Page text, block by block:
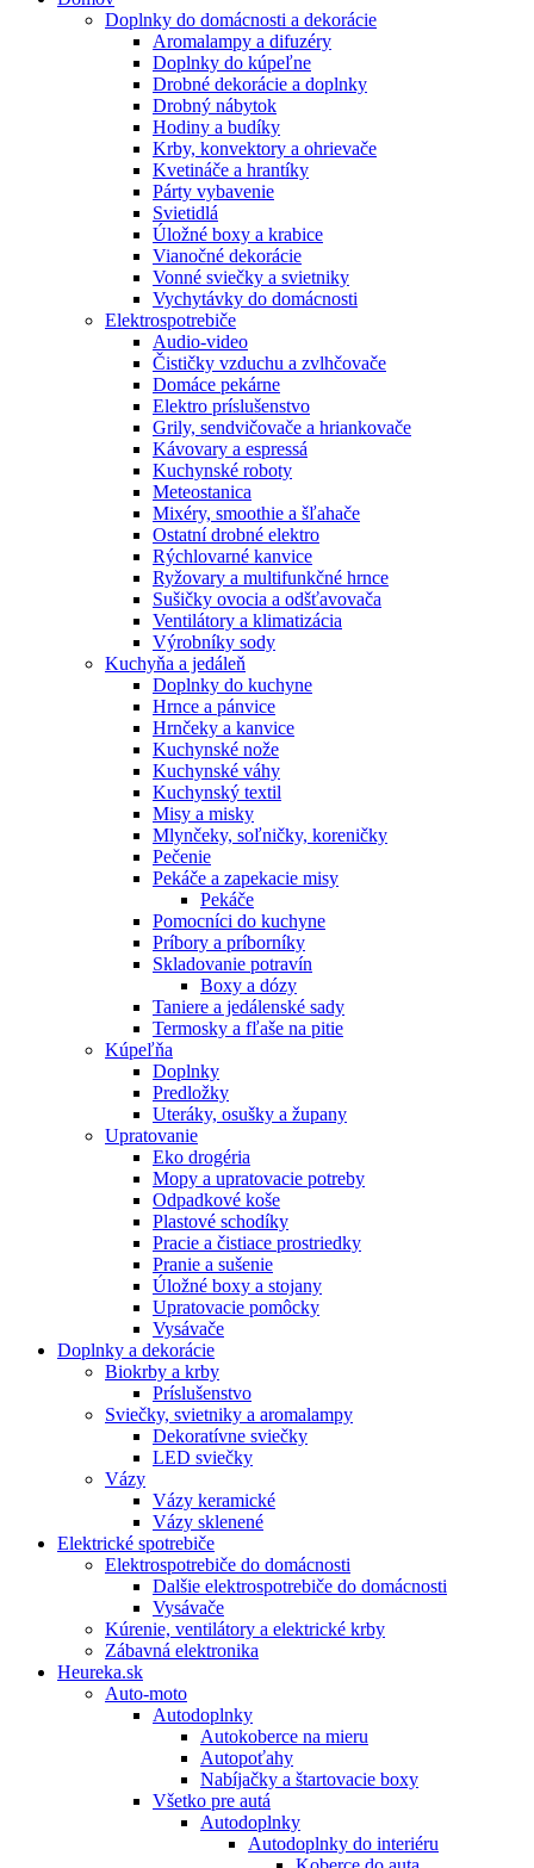
Doplnky do domácnosti a dekorácie
Aromalampy a difuzéry
Doplnky do kúpeľne
Drobné dekorácie a doplnky
Drobný nábytok
Hodiny a budíky
Krby, konvektory a ohrievače
Kvetináče a hrantíky
Párty vybavenie
Svietidlá
Úložné boxy a krabice
Vianočné dekorácie
Vonné sviečky a svietniky
Vychytávky do domácnosti
Elektrospotrebiče
Audio-video
Čističky vzduchu a zvlhčovače
Domáce pekárne
Elektro príslušenstvo
Grily, sendvičovače a hriankovače
Kávovary a espressá
Kuchynské roboty
Meteostanica
Mixéry, smoothie a šľahače
Ostatní drobné elektro
Rýchlovarné kanvice
Ryžovary a multifunkčné hrnce
Sušičky ovocia a odšťavovača
Ventilátory a klimatizácia
Výrobníky sody
Kuchyňa a jedáleň
Doplnky do kuchyne
Hrnce a pánvice
Hrnčeky a kanvice
Kuchynské nože
Kuchynské váhy
Kuchynský textil
Misy a misky
Mlynčeky, soľničky, koreničky
Pečenie
Pekáče a zapekacie misy
Pekáče
Pomocníci do kuchyne
Príbory a príborníky
Skladovanie potravín
Boxy a dózy
Taniere a jedálenské sady
Termosky a fľaše na pitie
Kúpeľňa
Doplnky
Predložky
Uteráky, osušky a župany
Upratovanie
Eko drogéria
Mopy a upratovacie potreby
Odpadkové koše
Plastové schodíky
Pracie a čistiace prostriedky
Pranie a sušenie
Úložné boxy a stojany
Upratovacie pomôcky
Vysávače
Doplnky a dekorácie
Biokrby a krby
Príslušenstvo
Sviečky, svietniky a aromalampy
Dekoratívne sviečky
LED sviečky
Vázy
Vázy keramické
Vázy sklenené
Elektrické spotrebiče
Elektrospotrebiče do domácnosti
Dalšie elektrospotrebiče do domácnosti
Vysávače
Kúrenie, ventilátory a elektrické krby
Zábavná elektronika
Heureka.sk
Auto-moto
Autodoplnky
Autokoberce na mieru
Autopoťahy
Nabíjačky a štartovacie boxy
Všetko pre autá
Autodoplnky
Autodoplnky do interiéru